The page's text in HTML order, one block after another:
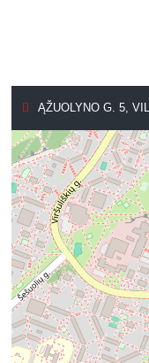
ĄŽUOLYNO G. 5,